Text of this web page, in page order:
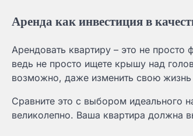
Аренда как инвестиция в
Арендовать квартиру – это не
ведь не просто ищете крышу над
возможно, даже изменить свою
Сравните это с выбором идеального
великолепно. Ваша квартира должна